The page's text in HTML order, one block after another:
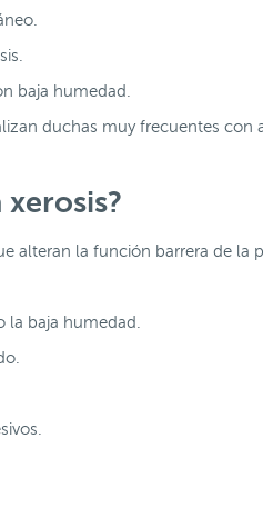
baja humedad.
duchas muy frecuentes con
xerosis?
alteran la función barrera de la
baja humedad.